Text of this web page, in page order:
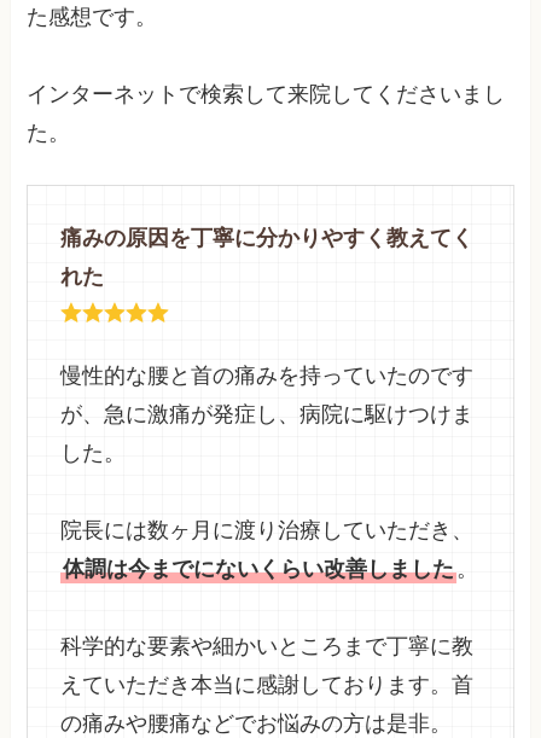
た感想です。
インターネットで検索して来院してくださいまし
た。
痛みの原因を丁寧に分かりやすく教えてく
れた
慢性的な腰と首の痛みを持っていたのです
が、急に激痛が発症し、病院に駆けつけま
した。
院長には数ヶ月に渡り治療していただき、
体調は今までにないくらい改善しました。
科学的な要素や細かいところまで丁寧に教
えていただき本当に感謝しております。首
の痛みや腰痛などでお悩みの方は是非。